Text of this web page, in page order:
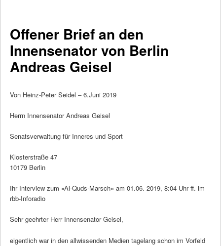
Offener Brief an den
Innensenator von Berlin
Andreas Geisel
Von Heinz-Peter Seidel – 6.Juni 2019
Herrn Innensenator Andreas Geisel
Senatsverwaltung für Inneres und Sport
Klosterstraße 47
10179 Berlin
Ihr Interview zum »Al-Quds-Marsch« am 01.06. 2019, 8:04 Uhr ff. im
rbb-Inforadio
Sehr geehrter Herr Innensenator Geisel,
eigentlich war in den allwissenden Medien tagelang schon im Vorfeld